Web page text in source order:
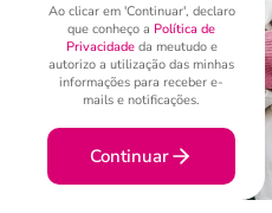
Ao clicar em 'Continuar', declaro
que conheço a Política de
Privacidadeda meutudo e
autorizo a utilização das minhas
informações para receber e-
mails e notificações.
Continuar